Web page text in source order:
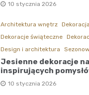
10 stycznia 2026
Architektura wnętrz
Dekoracje świąteczne
Design i architektura
Jesienne dekoracje na
inspirujących
10 stycznia 2026